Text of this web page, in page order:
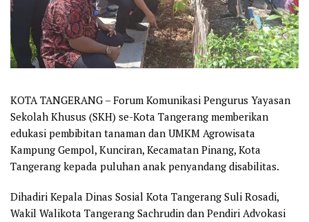
KOTA TANGERANG – Forum Komunikasi Pengurus Yayasan
Sekolah Khusus (SKH) se-Kota Tangerang memberikan
edukasi pembibitan tanaman dan UMKM Agrowisata
Kampung Gempol, Kunciran, Kecamatan Pinang, Kota
Tangerang kepada puluhan anak penyandang disabilitas.
Dihadiri Kepala Dinas Sosial Kota Tangerang Suli Rosadi,
Wakil Walikota Tangerang Sachrudin dan Pendiri Advokasi